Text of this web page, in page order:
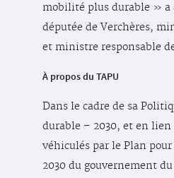
mobilité plus durable » a
députée de Verchères,
et ministre responsable
À propos du TAPU
Dans le cadre de sa
durable – 2030, et en lien
véhiculés par le Plan
2030 du gouvernement